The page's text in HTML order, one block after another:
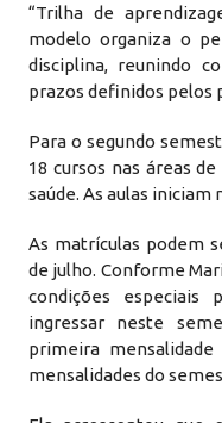
“Trilha de
modelo organiza o
disciplina, reunindo
prazos definidos pelos
Para o segundo
18 cursos nas áreas
saúde. As aulas iniciam
As matrículas podem
de julho. Conforme
condições especiais
ingressar neste
primeira
mensalidades do